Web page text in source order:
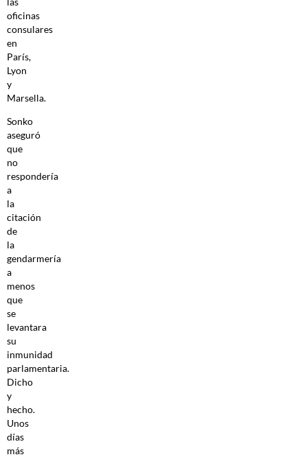
oficinas
consulares
en
París,
Lyon
y
Marsella.
Sonko
aseguró
que
no
respondería
a
la
citación
de
la
gendarmería
a
menos
que
se
levantara
su
inmunidad
parlamentaria.
Dicho
y
hecho.
Unos
días
más